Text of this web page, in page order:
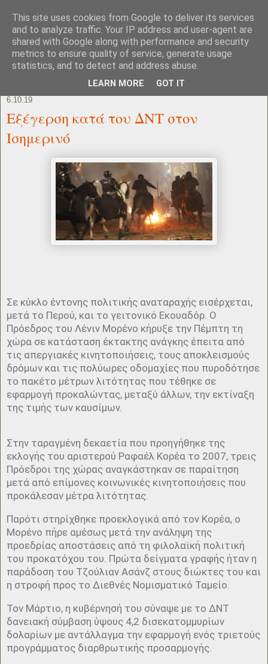
6.10.19
Εξέγερση κατά του ΔΝΤ στον
Ισημερινό
Σε κύκλο έντονης πολιτικής αναταραχής εισέρχεται,
μετά το Περού, και το γειτονικό Εκουαδόρ. Ο
Πρόεδρος του Λένιν Μορένο κήρυξε την Πέμπτη τη
χώρα σε κατάσταση έκτακτης ανάγκης έπειτα από
τις απεργιακές κινητοποιήσεις, τους αποκλεισμούς
δρόμων και τις πολύωρες οδομαχίες που πυροδότησε
το πακέτο μέτρων λιτότητας που τέθηκε σε
εφαρμογή προκαλώντας, μεταξύ άλλων, την εκτίναξη
της τιμής των καυσίμων.
Στην ταραγμένη δεκαετία που προηγήθηκε της
εκλογής του αριστερού Ραφαέλ Κορέα το 2007, τρεις
Πρόεδροι της χώρας αναγκάστηκαν σε παραίτηση
μετά από επίμονες κοινωνικές κινητοποιήσεις που
προκάλεσαν μέτρα λιτότητας.
Παρότι στηρίχθηκε προεκλογικά από τον Κορέα, ο
Μορένο πήρε αμέσως μετά την ανάληψη της
προεδρίας αποστάσεις από τη φιλολαϊκή πολιτική
του προκατόχου του. Πρώτα δείγματα γραφής ήταν η
παράδοση του Τζούλιαν Ασάνζ στους διώκτες του και
η στροφή προς το Διεθνές Νομισματικό Ταμείο.
Τον Μάρτιο, η κυβέρνησή του σύναψε με το ΔΝΤ
δανειακή σύμβαση ύψους 4,2 δισεκατομμυρίων
δολαρίων με αντάλλαγμα την εφαρμογή ενός τριετούς
προγράμματος διαρθρωτικής προσαρμογής.
This site uses cookies from Google to deliver its services
and to analyze traffic. Your IP address and user-agent are
shared with Google along with performance and security
metrics to ensure quality of service, generate usage
statistics, and to detect and address abuse.
LEARN MORE GOT IT